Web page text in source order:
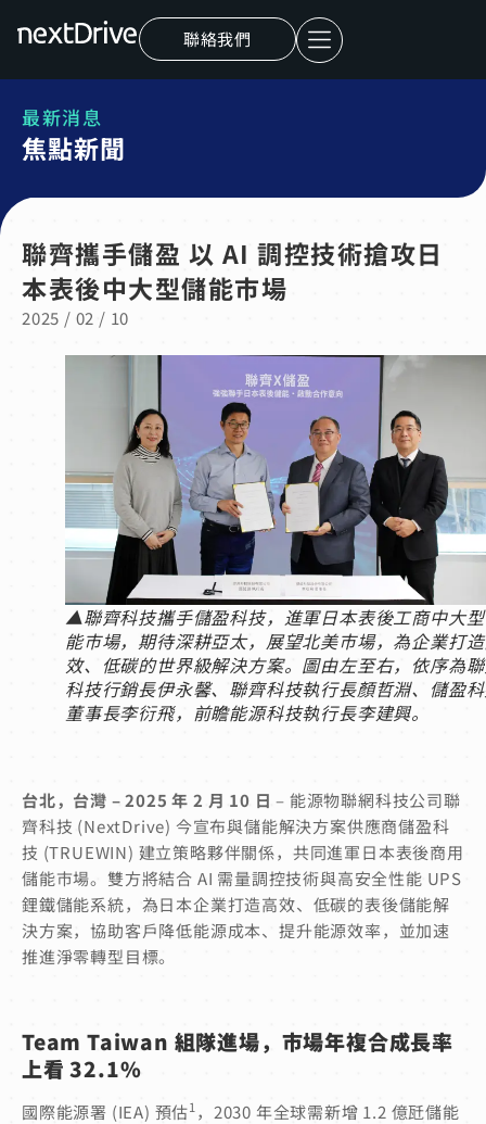
聯絡我們
最新消息
焦點新聞
聯齊攜手儲盈 以 AI 調控技術搶攻日
本表後中大型儲能市場
2025 / 02 / 10
▲聯齊科技攜手儲盈科技，進軍日本表後工商中大
能市場，期待深耕亞太，展望北美市場，為企業打
效、低碳的世界級解決方案。圖由左至右，依序為
科技行銷長伊永馨、聯齊科技執行長顏哲淵、儲盈
董事長李衍飛，前瞻能源科技執行長李建興。
台北，台灣 – 2025 年 2 月 10 日 – 能源物聯網科技公司聯
齊科技 (NextDrive) 今宣布與儲能解決方案供應商儲盈科
技 (TRUEWIN) 建立策略夥伴關係，共同進軍日本表後商用
儲能市場。雙方將結合 AI 需量調控技術與高安全性能 UPS
鋰鐵儲能系統，為日本企業打造高效、低碳的表後儲能解
決方案，協助客戶降低能源成本、提升能源效率，並加速
推進淨零轉型目標。
Team Taiwan 組隊進場，市場年複合成長率
上看 32.1%
國際能源署 (IEA) 預估1 ，2030 年全球需新增 1.2 億瓩儲能